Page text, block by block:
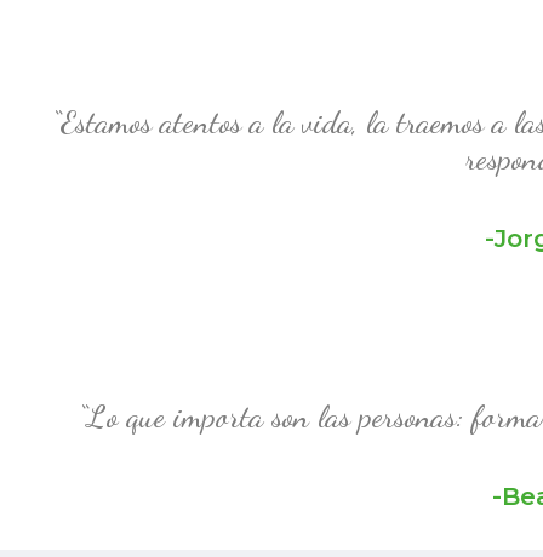
“Estamos atentos a la vida, la traemos a
-
“Lo que importa son las personas:
-